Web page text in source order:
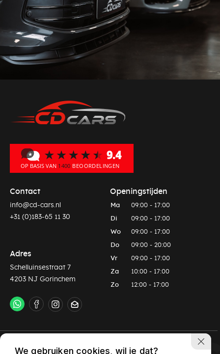
Contact
info@cd-cars.nl
+31 (0)183-65 11 30
Adres
Schelluinsestraat 7
4203 NJ Gorinchem
Openingstijden
Ma 09:00 - 17:00
Di 09:00 - 17:00
Wo 09:00 - 17:00
Do 09:00 - 20:00
Vr 09:00 - 17:00
Za 10:00 - 17:00
Zo 12:00 - 17:00
Privacy policy Algemene voorwaarden
We gebruiken cookies, wil je dat?